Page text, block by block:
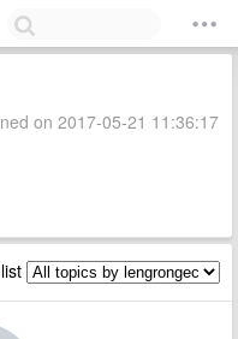
on 2017-05-21 11:36:17